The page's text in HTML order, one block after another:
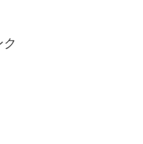
きどき